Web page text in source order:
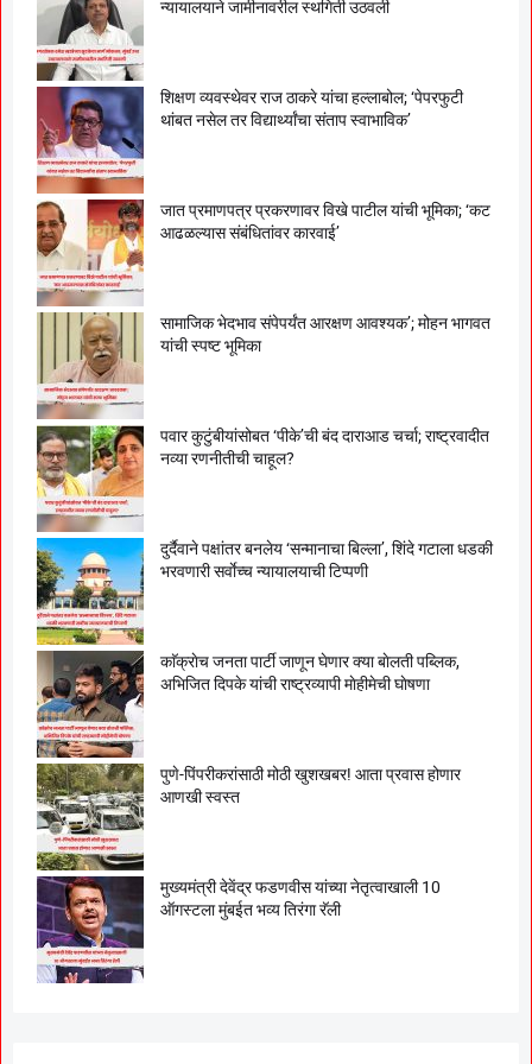
न्यायालयाने जामीनावरील स्थगिती उठवली
शिक्षण व्यवस्थेवर राज ठाकरे यांचा हल्लाबोल; ‘पेपरफुटी
थांबत नसेल तर विद्यार्थ्यांचा संताप स्वाभाविक’
जात प्रमाणपत्र प्रकरणावर विखे पाटील यांची भूमिका; ‘कट
आढळल्यास संबंधितांवर कारवाई’
सामाजिक भेदभाव संपेपर्यंत आरक्षण आवश्यक’; मोहन भागवत
यांची स्पष्ट भूमिका
पवार कुटुंबीयांसोबत ‘पीके’ची बंद दाराआड चर्चा; राष्ट्रवादीत
नव्या रणनीतीची चाहूल?
दुर्दैवाने पक्षांतर बनलेय ‘सन्मानाचा बिल्ला’, शिंदे गटाला धडकी
भरवणारी सर्वाेच्च न्यायालयाची टिप्पणी
काॅक्राेच जनता पार्टी जाणून घेणार क्या बाेलती पब्लिक,
अभिजित दिपके यांची राष्ट्रव्यापी माेहीमेची घाेषणा
पुणे-पिंपरीकरांसाठी मोठी खुशखबर! आता प्रवास होणार
आणखी स्वस्त
मुख्यमंत्री देवेंद्र फडणवीस यांच्या नेतृत्वाखाली 10
ऑगस्टला मुंबईत भव्य तिरंगा रॅली